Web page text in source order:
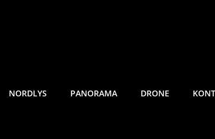
NORDLYS PANORAMA DRONE